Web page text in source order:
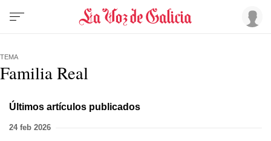
TEMA
Familia Real
Últimos artículos publicados
24 feb 2026